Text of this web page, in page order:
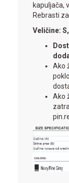
kapuljača,
Rebrasti
Veličine:
Ako
Ako